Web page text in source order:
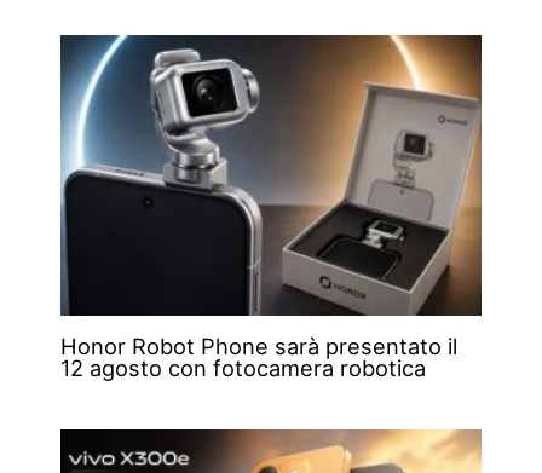
Honor Robot Phone sarà presentato il
12 agosto con fotocamera robotica